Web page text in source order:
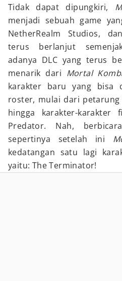
Tidak dapat dipungkiri,
menjadi sebuah game
NetherRealm Studios,
terus berlanjut
adanya DLC yang terus
menarik dari Mortal
karakter baru yang bisa
roster, mulai dari petarung
hingga karakter-karakter
Predator. Nah,
sepertinya setelah ini
kedatangan satu lagi
yaitu: The Terminator!